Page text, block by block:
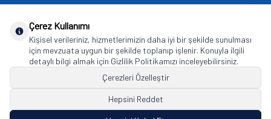
Goodyear (and Winged Foot Design) are trademarks of or licensed to The Goodyear
Tire & Rubber Company used under license by Basbug Group Company,
Istanbul/Türkiye. © 2026 The Goodyear Tire & Rubber Company.
Çerez Kullanımı
Kişisel verileriniz, hizmetlerimizin daha iyi bir şekilde sunulması
için mevzuata uygun bir şekilde toplanıp işlenir. Konuyla ilgili
detaylı bilgi almak için Gizlilik Politikamızı inceleyebilirsiniz.
Çerezleri Özelleştir
Hepsini Reddet